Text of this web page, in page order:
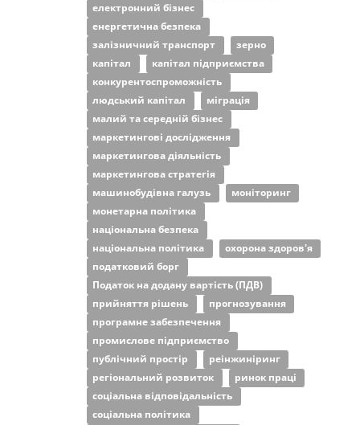
електронний бізнес
енергетична безпека
залізничний транспорт
зерно
капітал
капітал підприємства
конкурентоспроможність
людський капітал
міграція
малий та середній бізнес
маркетингові дослідження
маркетингова діяльність
маркетингова стратегія
машинобудівна галузь
моніторинг
монетарна політика
національна безпека
національна політика
охорона здоров'я
податковий борг
Податок на додану вартість (ПДВ)
прийняття рішень
прогнозування
програмне забезпечення
промислове підприємство
публічний простір
реінжиніринг
регіональний розвиток
ринок праці
соціальна відповідальність
соціальна політика